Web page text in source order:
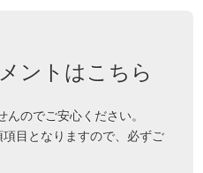
ントはこちら
のでご安心ください。
目となりますので、必ずご